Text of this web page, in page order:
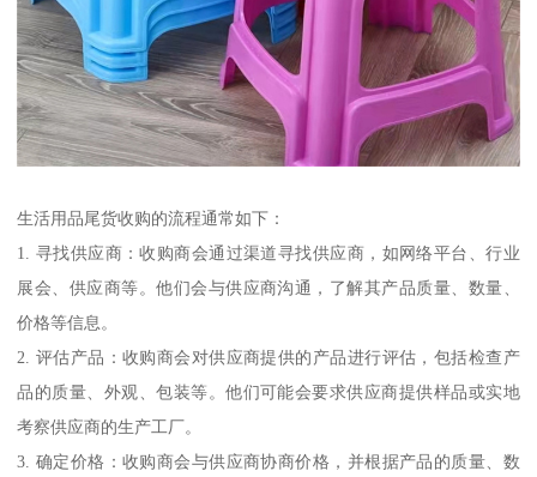
生活用品尾货收购的流程通常如下：
1. 寻找供应商：收购商会通过渠道寻找供应商，如网络平台、行业
展会、供应商等。他们会与供应商沟通，了解其产品质量、数量、
价格等信息。
2. 评估产品：收购商会对供应商提供的产品进行评估，包括检查产
品的质量、外观、包装等。他们可能会要求供应商提供样品或实地
考察供应商的生产工厂。
3. 确定价格：收购商会与供应商协商价格，并根据产品的质量、数